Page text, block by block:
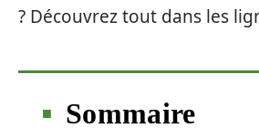
? Découvrez tout dans les
Sommaire